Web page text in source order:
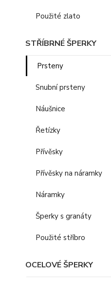
Použité zlato
STŘÍBRNÉ ŠPERKY
Prsteny
Snubní prsteny
Náušnice
Řetízky
Přívěsky
Přívěsky na náramky
Náramky
Šperky s granáty
Použité stříbro
OCELOVÉ ŠPERKY